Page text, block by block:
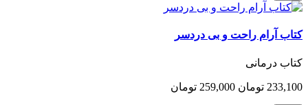
کتاب آرام راحت و بی دردسر
کتاب درمانی
233,100 تومان 259,000 تومان